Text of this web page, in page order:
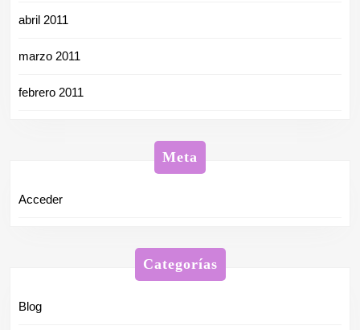
abril 2011
marzo 2011
febrero 2011
Meta
Acceder
Categorías
Blog